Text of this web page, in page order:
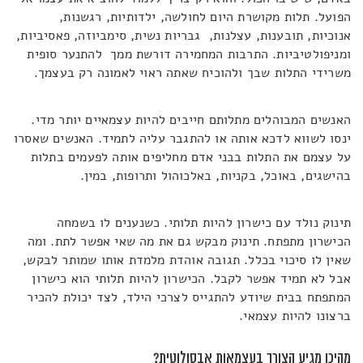
הפועל. תלות מקושרת היום לחולשה, ילדותיות, רגשנות,
אנוכיות, תובענות, עצלנות, גבריות נשית, סימביוזה, פאסיביות,
ומניפולטיביות. התרבות המחמירה דורשת ממך להתנער סופית
משרידי התלות שבך ולהוכיח שאתה ראוי לאמונה רק בעצמך.
האנשים המבוהלים מתלותם חייבים להיות עצמאיים יותר מדי.
ינסו לשווא לדכא אותה או להתגבר עליה לתמיד. האנשים שאסרו
על עצמם את התלות בבני אדם מחליפים אותה לפעמים בתלות
בהישגים, באוכל, בקניות, באלכוהול ותרופות, במין.
תינוק נולד עם כישרון להיות תלותי. כשנענים לו בשמחה
הכישרון מתפתח. תינוק מבקש גם את מה שאי אפשר לתת. ומה
שאין לו סיכוי בכלל. תגובה אוהדת מלמדת אותו שמותר לבקש,
אבל לא תמיד אפשר לקבל. הכישרון להיות תלותי הוא כישרון
המתפתח בבית שיודע להתגייס לצרכי הילד, לצד יכולת להכיר
ברצונו להיות עצמאי.
מהיכן מגיע הצורך בעצמאות אבסולוטית?